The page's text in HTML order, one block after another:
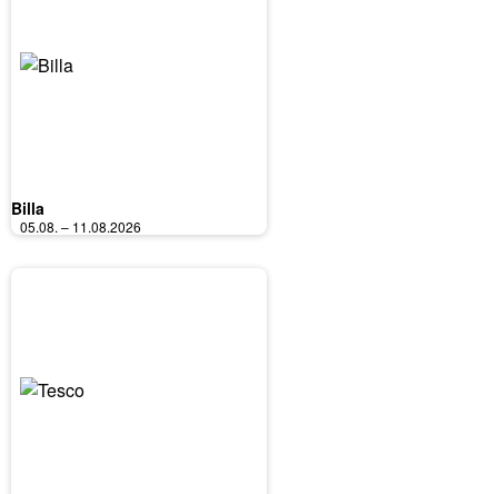
Billa
05.08. – 11.08.2026